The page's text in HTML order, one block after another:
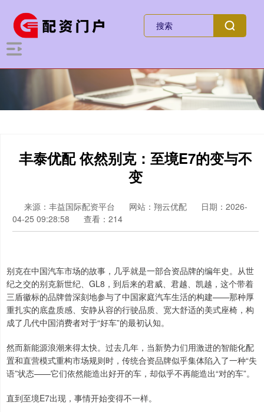
丰泰优配 依然别克：至境E7的变与不
变
来源：丰益国际配资平台 网站：翔云优配
日期：2026-
04-25 09:28:58
查看：214
别克在中国汽车市场的故事，几乎就是一部合资品牌的编年史。从世
纪之交的别克新世纪、GL8，到后来的君威、君越、凯越，这个带着
三盾徽标的品牌曾深刻地参与了中国家庭汽车生活的构建——那种厚
重扎实的底盘质感、安静从容的行驶品质、宽大舒适的美式座椅，构
成了几代中国消费者对于“好车”的最初认知。
然而新能源浪潮来得太快。过去几年，当新势力们用激进的智能化配
置和直营模式重构市场规则时，传统合资品牌似乎集体陷入了一种“失
语”状态——它们依然能造出好开的车，却似乎不再能造出“对的车”。
直到至境E7出现，事情开始变得不一样。